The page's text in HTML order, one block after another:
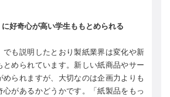
好奇心が高い学生ももとめられる
でも説明したとおり製紙業界は変化や新
とめられています。新しい紙商品やサー
められますが、大切なのは企画力よりも
心があるかどうかです。「紙製品をもっ